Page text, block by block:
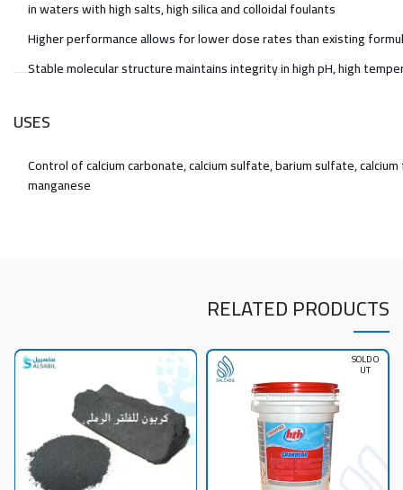
in waters with high salts, high silica and colloidal foulants
Higher performance allows for lower dose rates than existing
Stable molecular structure maintains integrity in high pH, high
USES
Control of calcium carbonate, calcium sulfate, barium sulfate,
manganese
RELATED PRODUCTS
SOLD O
UT